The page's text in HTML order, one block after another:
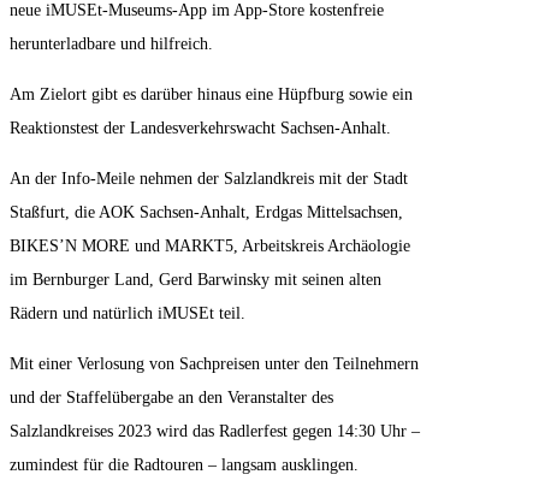
neue iMUSEt-Museums-App im App-Store kostenfreie
herunterladbare und hilfreich.
Am Zielort gibt es darüber hinaus eine Hüpfburg sowie ein
Reaktionstest der Landesverkehrswacht Sachsen-Anhalt.
An der Info-Meile nehmen der Salzlandkreis mit der Stadt
Staßfurt, die AOK Sachsen-Anhalt, Erdgas Mittelsachsen,
BIKES’N MORE und MARKT5, Arbeitskreis Archäologie
im Bernburger Land, Gerd Barwinsky mit seinen alten
Rädern und natürlich iMUSEt teil.
Mit einer Verlosung von Sachpreisen unter den Teilnehmern
und der Staffelübergabe an den Veranstalter des
Salzlandkreises 2023 wird das Radlerfest gegen 14:30 Uhr –
zumindest für die Radtouren – langsam ausklingen.